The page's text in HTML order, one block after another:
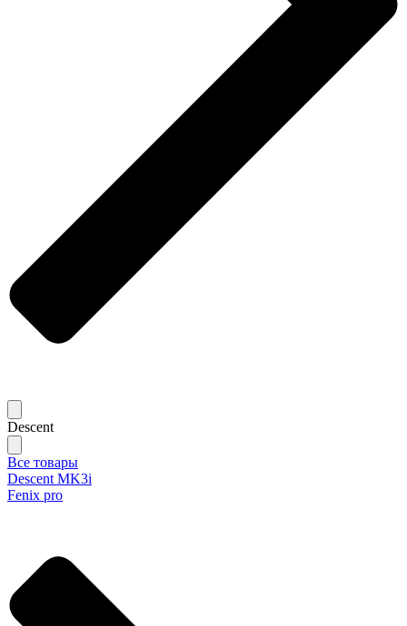
Descent
Все товары
Descent MK3i
Fenix pro